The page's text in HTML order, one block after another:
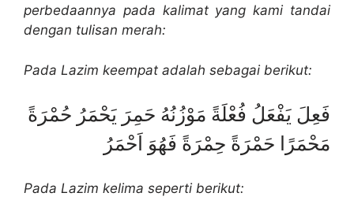
perbedaannya pada kalimat yang kami tandai
dengan tulisan merah:
Pada Lazim keempat adalah sebagai berikut:
فَعِلَ يَفْعَلُ فُعْلَةً مَوْزُنُهُ حَمِرَ يَحْمَرُ حُمْرَةً
مَحْمَرًا حَمْرَةً حِمْرَةً فَهُوَ اَحْمَرُ
Pada Lazim kelima seperti berikut: